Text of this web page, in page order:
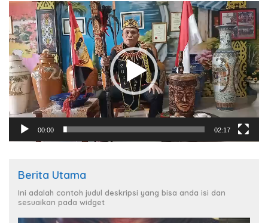
Pemutar
Video
00:00 02:17
Berita Utama
Ini adalah contoh judul deskripsi yang bisa anda isi dan
sesuaikan pada widget